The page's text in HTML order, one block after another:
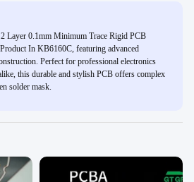
Layer 0.1mm Minimum Trace Rigid PCB
In KB6160C, featuring advanced
Perfect for professional electronics
this durable and stylish PCB offers complex
solder mask.